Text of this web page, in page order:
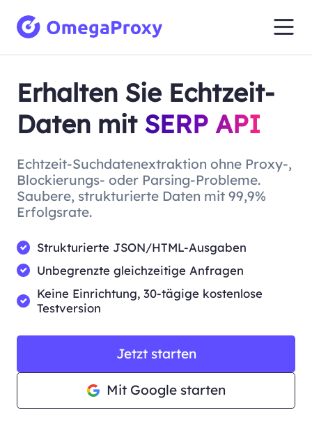
Erhalten Sie Echtzeit-
Daten mit SERP API
Echtzeit-Suchdatenextraktion ohne Proxy-,
Blockierungs- oder Parsing-Probleme.
Saubere, strukturierte Daten mit 99,9%
Erfolgsrate.
Strukturierte JSON/HTML-Ausgaben
Unbegrenzte gleichzeitige Anfragen
Keine Einrichtung, 30-tägige kostenlose
Testversion
Jetzt starten
Mit Google starten